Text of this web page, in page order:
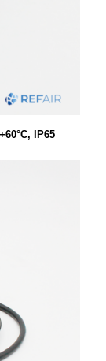
IP65